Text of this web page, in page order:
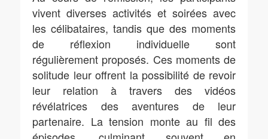
vivent diverses activités et soirées avec
les célibataires, tandis que des moments
de réflexion individuelle sont
régulièrement proposés. Ces moments de
solitude leur offrent la possibilité de revoir
leur relation à travers des vidéos
révélatrices des aventures de leur
partenaire. La tension monte au fil des